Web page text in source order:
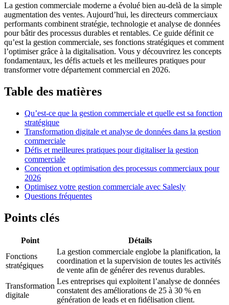
La gestion commerciale moderne a évolué bien au-delà de la simple
augmentation des ventes. Aujourd’hui, les directeurs commerciaux
performants combinent stratégie, technologie et analyse de données
pour bâtir des processus durables et rentables. Ce guide définit ce
qu’est la gestion commerciale, ses fonctions stratégiques et comment
l’optimiser grâce à la digitalisation. Vous y découvrirez les concepts
fondamentaux, les défis actuels et les meilleures pratiques pour
transformer votre département commercial en 2026.
Table des matières
Qu’est-ce que la gestion commerciale et quelle est sa fonction
stratégique
Transformation digitale et analyse de données dans la gestion
commerciale
Défis et meilleures pratiques pour digitaliser la gestion
commerciale
Conception et optimisation des processus commerciaux pour
2026
Optimisez votre gestion commerciale avec Salesly
Questions fréquentes
Points clés
Point
Détails
Fonctions
stratégiques
La gestion commerciale englobe la planification, la
coordination et la supervision de toutes les activités
de vente afin de générer des revenus durables.
Transformation
digitale
Les entreprises qui exploitent l’analyse de données
constatent des améliorations de 25 à 30 % en
génération de leads et en fidélisation client.